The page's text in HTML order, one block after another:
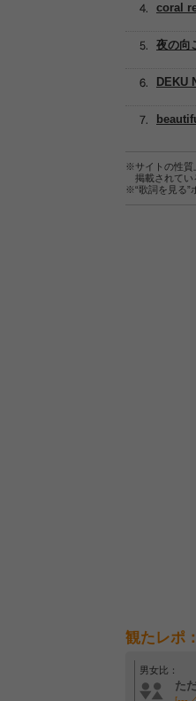
DEKU
coral
夜の向
※サイトの性質
掲載されてい
※“歌詞を見る”
観たレポ：
男女比：
た